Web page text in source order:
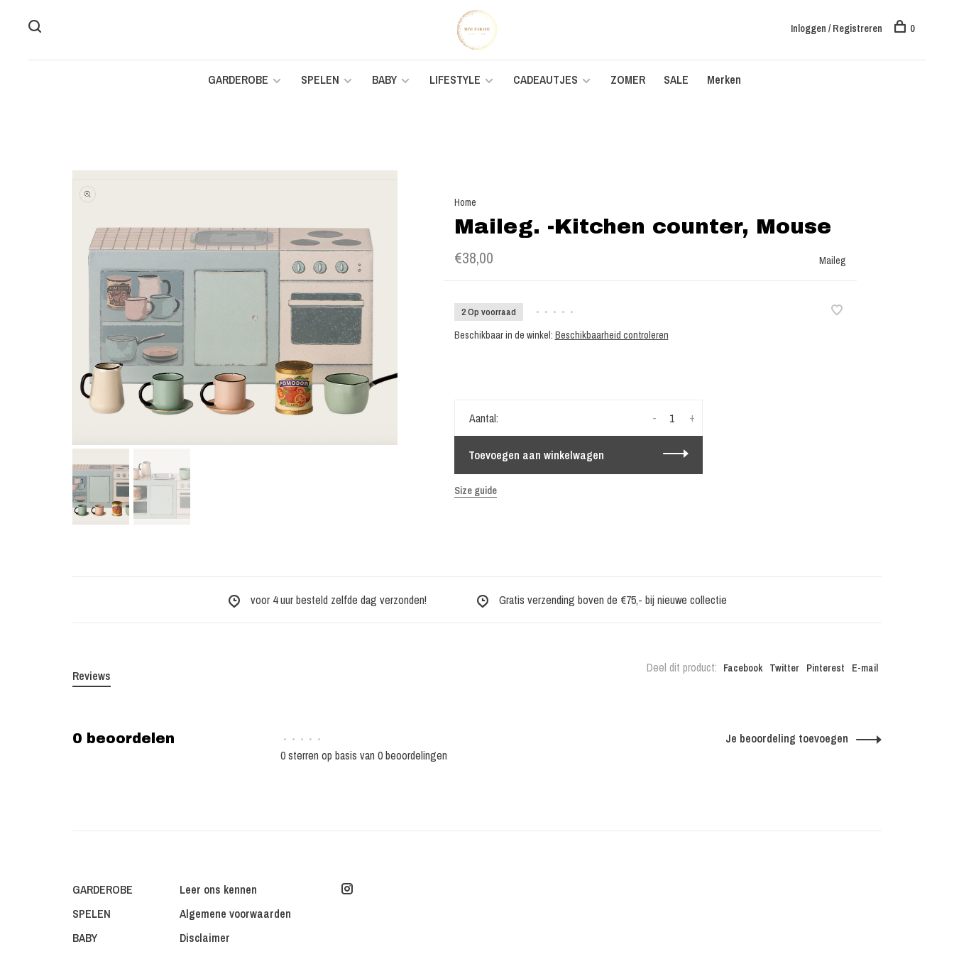
GARDEROBE SPELEN BABY LIFESTYLE CADEAUTJES ZOMER SALE Merken
Inloggen / Registreren 0
Home
Maileg. -Kitchen counter, Mouse
€38,00 Maileg
2 Op voorraad • • • • •
Beschikbaar in de winkel: Beschikbaarheid controleren
Aantal: +
-
Toevoegen aan winkelwagen
Size guide
voor 4 uur besteld zelfde dag verzonden! Gratis verzending boven de €75,- bij nieuwe collectie
Deel dit product: Facebook Twitter Pinterest E-mail
Reviews
0 beoordelen • • • • •
0 sterren op basis van 0 beoordelingen
Je beoordeling toevoegen
GARDEROBE
SPELEN
BABY
Leer ons kennen
Algemene voorwaarden
Disclaimer